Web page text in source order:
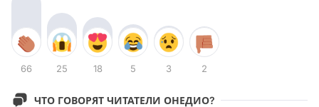
66 25 18 5 3 2
ЧТО ГОВОРЯТ ЧИТАТЕЛИ ОНЕДИО?